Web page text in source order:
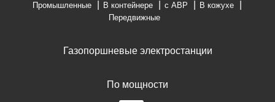
Промышленные В контейнере с АВР
В кожухе
Передвижные
Газопоршневые электростанции
По мощности